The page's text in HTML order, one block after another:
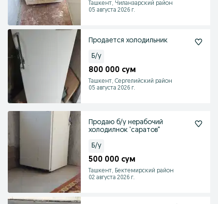
Ташкент, Чиланзарский район
05 августа 2026 г.
Продается холодильник
Б/у
800 000 сум
Ташкент, Сергелийский район
05 августа 2026 г.
Продаю б/у нерабочий
холодилнок 'саратов"
Б/у
500 000 сум
Ташкент, Бектемирский район
02 августа 2026 г.